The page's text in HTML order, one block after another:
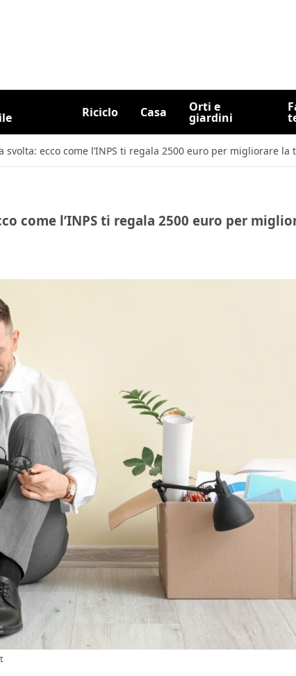
Riciclo Casa Orti e
giardini
svolta: ecco come l’INPS ti regala 2500 euro per migliorare la
come l’INPS ti regala 2500 euro per